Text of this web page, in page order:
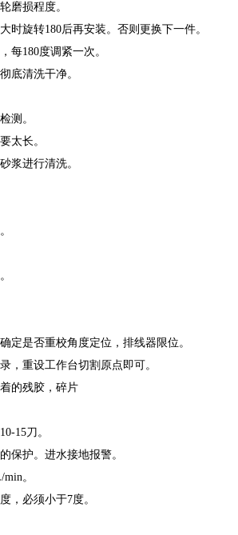
损程度。
旋转180后再安装。否则更换下一件。
180度调紧一次。
清洗干净。
测。
太长。
进行清洗。
是否重校角度定位，排线器限位。
重设工作台切割原点即可。
的残胶，碎片
15刀。
护。进水接地报警。
。
必须小于7度。